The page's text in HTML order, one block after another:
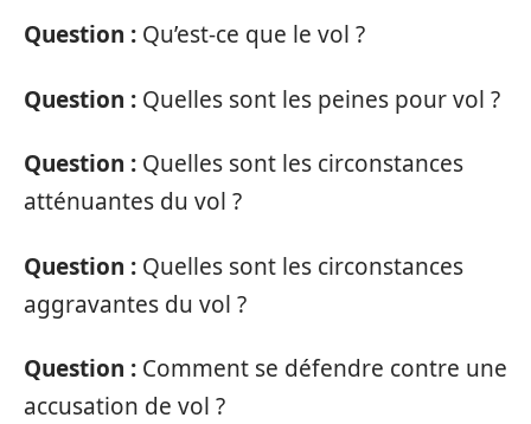
Question : Qu’est-ce que le vol ?
Question : Quelles sont les peines pour vol ?
Question : Quelles sont les circonstances
atténuantes du vol ?
Question : Quelles sont les circonstances
aggravantes du vol ?
Question : Comment se défendre contre une
accusation de vol ?